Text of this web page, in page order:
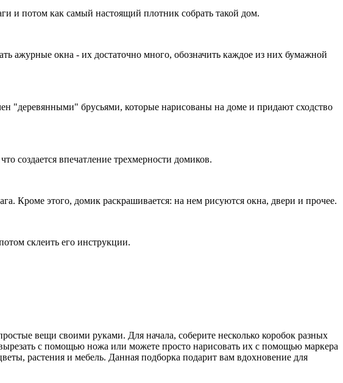
и потом как самый настоящий плотник собрать такой дом.
ажурные окна - их достаточно много, обозначить каждое из них бумажной
"деревянными" брусьями, которые нарисованы на доме и придают сходство
создается впечатление трехмерности домиков.
Кроме этого, домик раскрашивается: на нем рисуются окна, двери и прочее.
склеить его инструкции.
вещи своими руками. Для начала, соберите несколько коробок разных
с помощью ножа или можете просто нарисовать их с помощью маркера
растения и мебель. Данная подборка подарит вам вдохновение для